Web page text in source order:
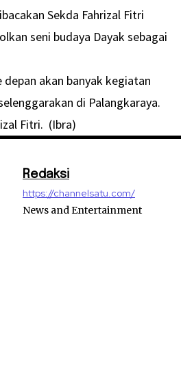
Sekda Fahrizal Fitri
seni budaya Dayak sebagai
akan banyak kegiatan
di Palangkaraya.
Fitri. (Ibra)
Redaksi
https://channelsatu.com/
News and Entertainment